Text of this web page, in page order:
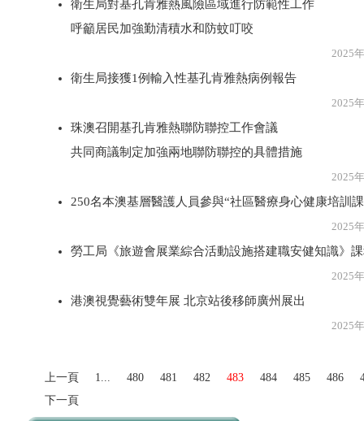
衛生局對基孔肯雅熱風險區域進行防範性工作
呼籲居民加強勤清積水和防蚊叮咬
2025年7月28
衛生局接獲1例輸入性基孔肯雅熱病例報告
2025年7月28
珠澳召開基孔肯雅熱聯防聯控工作會議
共同商議制定加強兩地聯防聯控的具體措施
2025年7月28
250名本澳基層醫護人員參與“社區醫療身心健康培訓
2025年7月28
勞工局《旅遊會展業綜合活動設施搭建職安健知識》
2025年7月28
港澳視覺藝術雙年展 北京站後移師廣州展出
2025年7月28
上一頁 1... 480 481 482 483 484 485 486
下一頁